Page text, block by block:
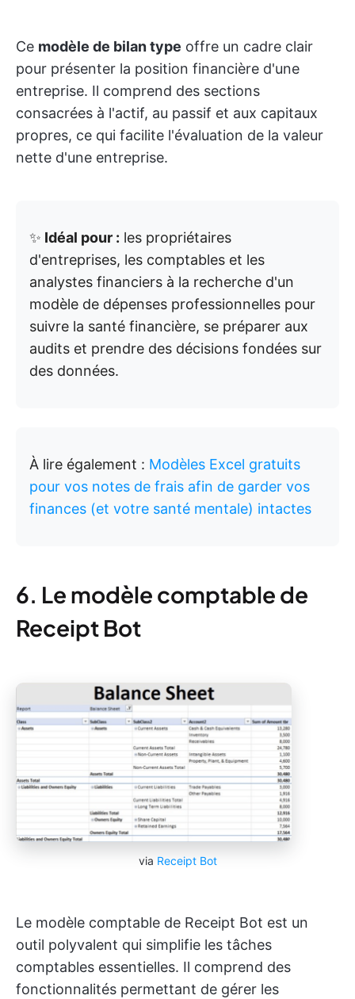
Ce modèle de bilan type offre un cadre clair
pour présenter la position financière d'une
entreprise. Il comprend des sections
consacrées à l'actif, au passif et aux capitaux
propres, ce qui facilite l'évaluation de la valeur
nette d'une entreprise.
✨ Idéal pour : les propriétaires
d'entreprises, les comptables et les
analystes financiers à la recherche d'un
modèle de dépenses professionnelles pour
suivre la santé financière, se préparer aux
audits et prendre des décisions fondées sur
des données.
À lire également : Modèles Excel gratuits
pour vos notes de frais afin de garder vos
finances (et votre santé mentale) intactes
6. Le modèle comptable de
Receipt Bot
via Receipt Bot
Le modèle comptable de Receipt Bot est un
outil polyvalent qui simplifie les tâches
comptables essentielles. Il comprend des
fonctionnalités permettant de gérer les